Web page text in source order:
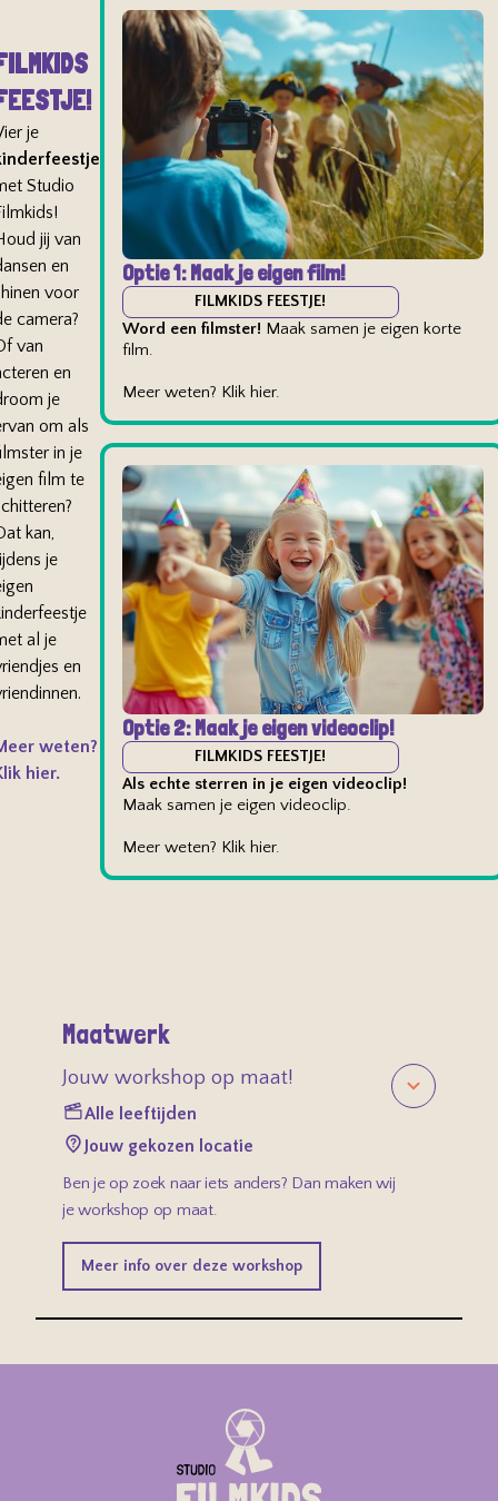
je
Studio
jij van
en
voor
camera?
van
en
je
om als
in je
film te
kan,
je
al je
en
weten?
hier.
Optie 1: Maak je eigen film!
FILMKIDS FEESTJE!
Word een filmster! Maak samen je eigen korte
film.
Meer weten? Klik hier.
Optie 2: Maak je eigen videoclip!
FILMKIDS FEESTJE!
Als echte sterren in je eigen videoclip!
Maak samen je eigen videoclip.
Meer weten? Klik hier.
Maatwerk
Jouw workshop op maat!
Alle leeftijden
Jouw gekozen locatie
Ben je op zoek naar iets anders? Dan maken wij
je workshop op maat.
Meer info over deze workshop